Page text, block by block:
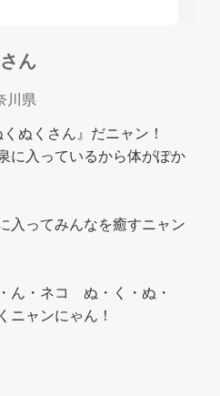
ん
川県
ぬくさん』だニャン！
に入っているから体がぽか
入ってみんなを癒すニャン
ん・ネコ ぬ・く・ぬ・
ャンにゃん！